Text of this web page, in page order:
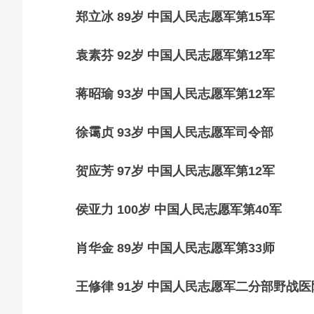
郑立冰 89岁 中国人民志愿军第15军
袁素芬 92岁 中国人民志愿军第12军
蒋昭瑜 93岁 中国人民志愿军第12军
徐霭贞 93岁 中国人民志愿军司令部
贺应芳 97岁 中国人民志愿军第12军
侯亚力 100岁 中国人民志愿军第40军
肖华金 89岁 中国人民志愿军第33师
王修律 91岁 中国人民志愿军二分部野战医